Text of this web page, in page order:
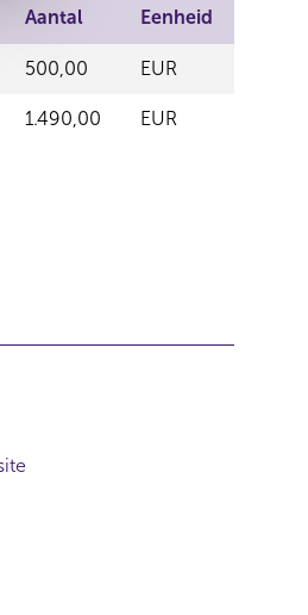
Aantal Eenheid
500,00 EUR
1.490,00 EUR